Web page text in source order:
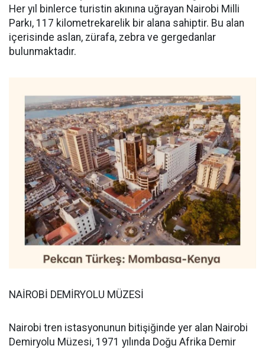
Her yıl binlerce turistin akınına uğrayan Nairobi Milli
Parkı, 117 kilometrekarelik bir alana sahiptir. Bu alan
içerisinde aslan, zürafa, zebra ve gergedanlar
bulunmaktadır.
NAİROBİ DEMİRYOLU MÜZESİ
Nairobi tren istasyonunun bitişiğinde yer alan Nairobi
Demiryolu Müzesi, 1971 yılında Doğu Afrika Demir